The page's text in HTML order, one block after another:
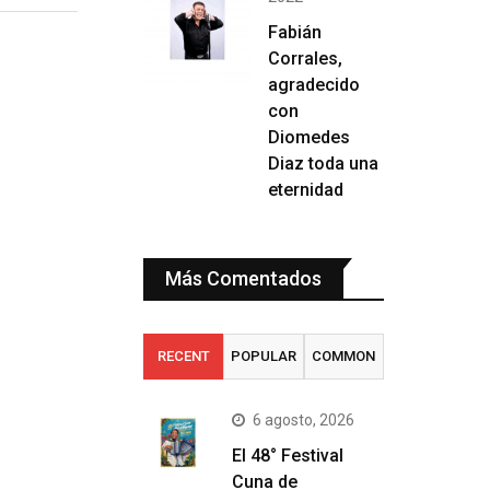
Fabián
Corrales,
agradecido
con
Diomedes
Diaz toda una
eternidad
Más Comentados
RECENT POPULAR COMMON
6 agosto, 2026
El 48° Festival
Cuna de